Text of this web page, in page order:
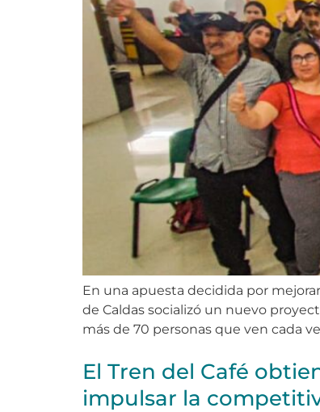
En una apuesta decidida por
de Caldas socializó un nuevo
más de 70 personas que ven cada
El Tren del Café
impulsar la